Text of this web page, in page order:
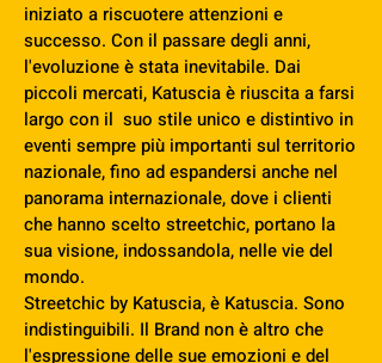
iniziato a riscuotere attenzioni e
successo. Con il passare degli anni,
l'evoluzione è stata inevitabile. Dai
piccoli mercati, Katuscia è riuscita a farsi
largo con il suo stile unico e distintivo in
eventi sempre più importanti sul territorio
nazionale, fino ad espandersi anche nel
panorama internazionale, dove i clienti
che hanno scelto streetchic, portano la
sua visione, indossandola, nelle vie del
mondo.
Streetchic by Katuscia, è Katuscia. Sono
indistinguibili. Il Brand non è altro che
l'espressione delle sue emozioni e del